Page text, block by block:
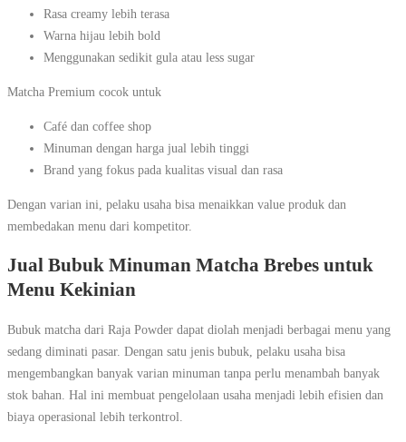
Rasa creamy lebih terasa
Warna hijau lebih bold
Menggunakan sedikit gula atau less sugar
Matcha Premium cocok untuk
Café dan coffee shop
Minuman dengan harga jual lebih tinggi
Brand yang fokus pada kualitas visual dan rasa
Dengan varian ini, pelaku usaha bisa menaikkan value produk dan
membedakan menu dari kompetitor.
Jual Bubuk Minuman Matcha Brebes untuk
Menu Kekinian
Bubuk matcha dari Raja Powder dapat diolah menjadi berbagai menu yang
sedang diminati pasar. Dengan satu jenis bubuk, pelaku usaha bisa
mengembangkan banyak varian minuman tanpa perlu menambah banyak
stok bahan. Hal ini membuat pengelolaan usaha menjadi lebih efisien dan
biaya operasional lebih terkontrol.